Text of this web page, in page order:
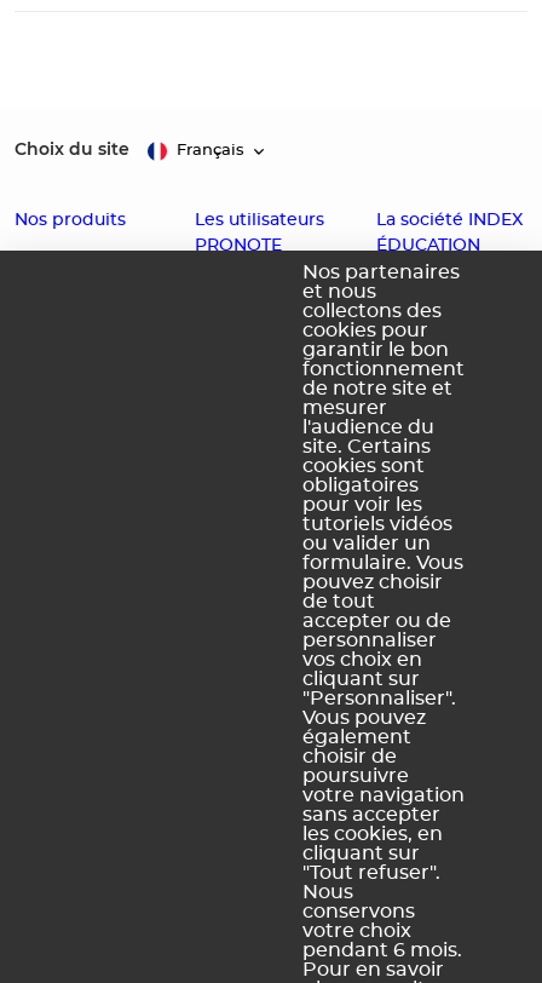
Choix du site Français
Nos produits
Les utilisateurs
PRONOTE
Enseignants
La société INDEX
ÉDUCATION
Histoire
Offres d'emploi
Contact
Accessibilité :
Partiellement
conforme
Schéma
pluriannuel
d'accessibilité
numérique
Légal produits
Conditions générales de
vente et d'utilisation
Dispositions relatives à la
protection des données
personnelles
Nos partenaires
et nous
collectons des
cookies pour
garantir le bon
fonctionnement
de notre site et
mesurer
l'audience du
site. Certains
cookies sont
obligatoires
pour voir les
tutoriels vidéos
ou valider un
formulaire. Vous
pouvez choisir
de tout
accepter ou de
personnaliser
vos choix en
cliquant sur
"Personnaliser".
Vous pouvez
également
choisir de
poursuivre
votre navigation
sans accepter
les cookies, en
cliquant sur
"Tout refuser".
Nous
conservons
votre choix
pendant 6 mois.
Pour en savoir